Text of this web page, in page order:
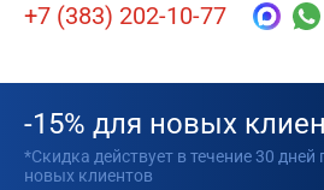
+7 (383) 202-10-77
-15% для новых
*Скидка действует в течение 30
новых клиентов